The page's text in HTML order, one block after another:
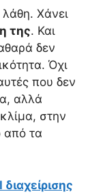
λάθη. Χάνει
της. Και
δεν
Όχι
που δεν
αλλά
στην
από τα